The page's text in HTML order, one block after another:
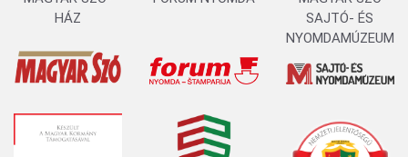
HÁZ
SAJTÓ- ÉS
NYOMDAMÚZEUM